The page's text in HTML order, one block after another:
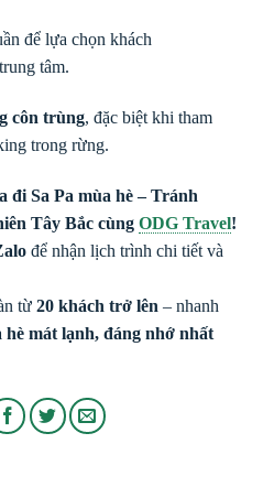
để lựa chọn khách
tâm.
côn trùng, đặc biệt khi tham
trong rừng.
đi Sa Pa mùa hè – Tránh
Tây Bắc cùng ODG Travel!
để nhận lịch trình chi tiết và
từ20 khách trở lên – nhanh
hè mát lạnh, đáng nhớ nhất